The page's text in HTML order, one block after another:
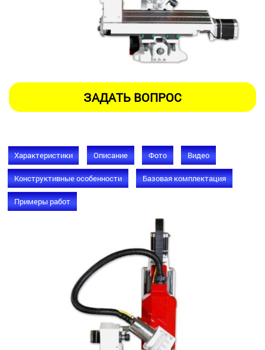
Характеристики Описание Фото Видео
Конструктивные особенности Базовая комплектация
Примеры работ